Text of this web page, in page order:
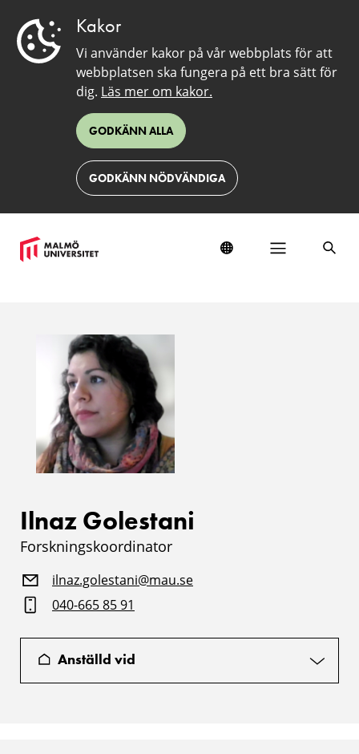
Kakor
Vi använder kakor på vår webbplats för att
webbplatsen ska fungera på ett bra sätt för
dig. Läs mer om kakor.
GODKÄNN ALLA
GODKÄNN NÖDVÄNDIGA
Ilnaz Golestani
Forskningskoordinator
ilnaz.golestani@mau.se
040-665 85 91
Anställd vid